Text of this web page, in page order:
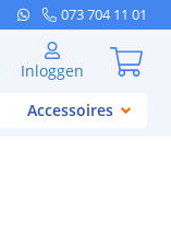
073 704 11 01
Inloggen
Accessoires